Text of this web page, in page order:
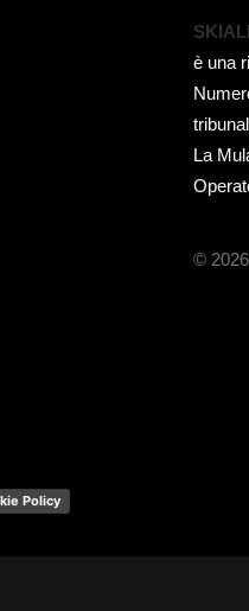
è una
La
©
Policy